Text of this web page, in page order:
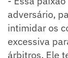
adversário,
intimidar os
excessiva
árbitros. Ele